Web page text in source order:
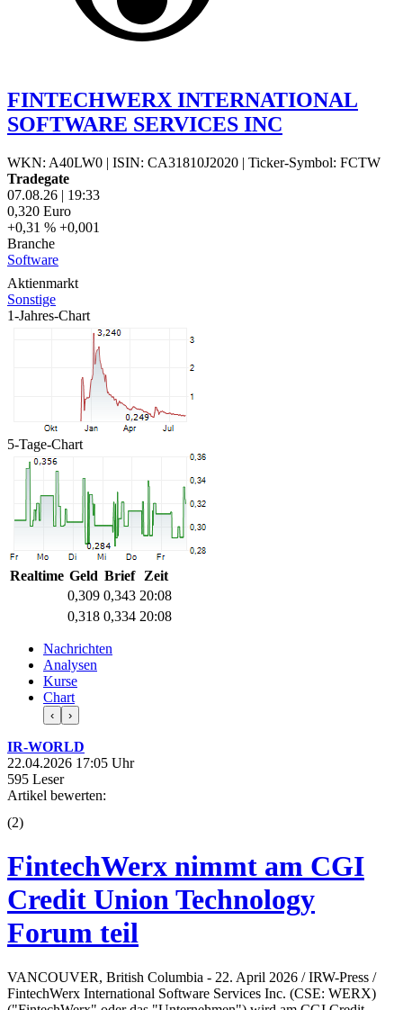
FINTECHWERX INTERNATIONAL
SOFTWARE SERVICES INC
WKN: A40LW0 | ISIN: CA31810J2020 | Ticker-Symbol: FCTW
Tradegate
07.08.26 | 19:33
0,320 Euro
+0,31 % +0,001
Branche
Software
Aktienmarkt
Sonstige
1-Jahres-Chart
5-Tage-Chart
Realtime Geld Brief
Zeit
0,309 0,343 20:08
0,318 0,334 20:08
Nachrichten
Analysen
Kurse
Chart
‹ ›
IR-WORLD
22.04.2026 17:05 Uhr
595 Leser
Artikel bewerten:
(2)
FintechWerx nimmt am CGI
Credit Union Technology
Forum teil
VANCOUVER, British Columbia - 22. April 2026 / IRW-Press /
FintechWerx International Software Services Inc. (CSE: WERX)